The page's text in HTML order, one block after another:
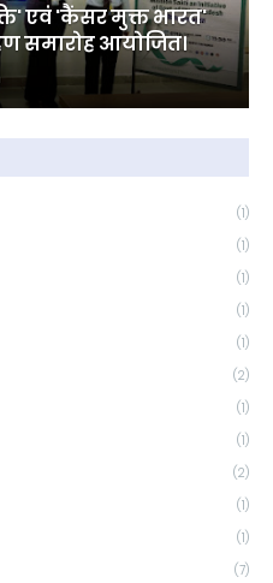
एवं 'कैंसर मुक्त भारत'
समारोह आयोजित।
(1)
(1)
(1)
(1)
(1)
(2)
(1)
(1)
(2)
(1)
(1)
(7)